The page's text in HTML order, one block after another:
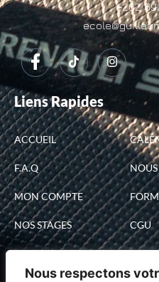
Nous respectons
+262
Liens Rapides
ACCUEIL
F.A.Q
MON COMPTE
NOS STAGES
NOS BONS CADEAUX
CGU